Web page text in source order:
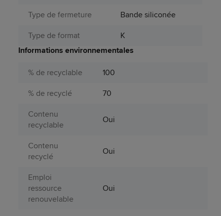
Type de fermeture
Bande siliconée
Type de format
K
Informations environnementales
% de recyclable
100
% de recyclé
70
Contenu
recyclable
Oui
Contenu
recyclé
Oui
Emploi
ressource
renouvelable
Oui